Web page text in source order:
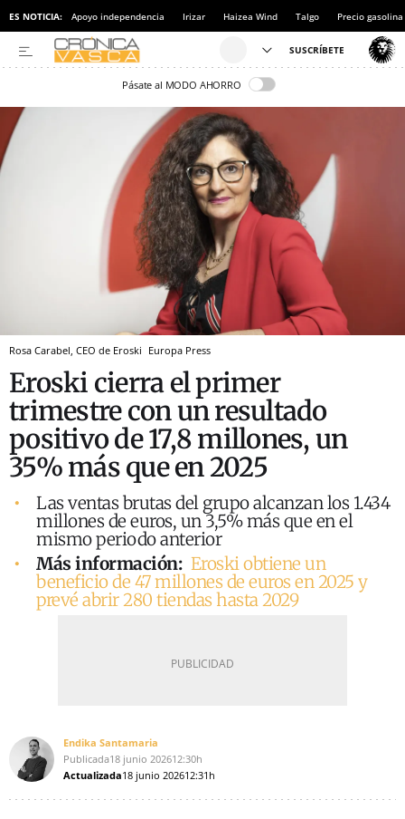
ES NOTICIA: Apoyo independencia Irizar Haizea Wind Talgo Precio gasolina
Pásate al MODO AHORRO
Rosa Carabel, CEO de Eroski Europa Press
Eroski cierra el primer
trimestre con un resultado
positivo de 17,8 millones, un
35% más que en 2025
Las ventas brutas del grupo alcanzan los 1.434
millones de euros, un 3,5% más que en el
mismo periodo anterior
Más información: Eroski obtiene un
beneficio de 47 millones de euros en 2025 y
prevé abrir 280 tiendas hasta 2029
Endika Santamaria
Publicada18 junio 202612:30h
Actualizada18 junio 202612:31h